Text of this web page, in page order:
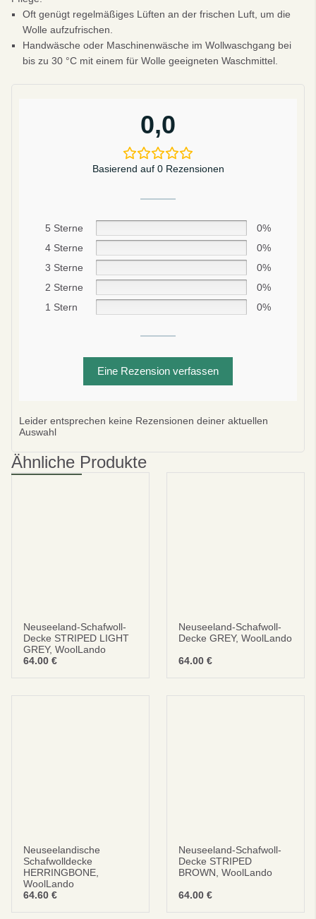
Sei schlau
10% SPAREN
Bei deiner ersten Bestellung
Abonnieren
datenschutzbestimmungen
bedingungen und Konditionen
Oft genügt regelmäßiges Lüften an der frischen Luft, um die
Wolle aufzufrischen.
Handwäsche oder Maschinenwäsche im Wollwaschgang bei
bis zu 30 °C mit einem für Wolle geeigneten Waschmittel.
0,0
Basierend auf 0 Rezensionen
5 Sterne
0%
4 Sterne
0%
3 Sterne
0%
2 Sterne
0%
1 Stern
0%
Eine Rezension verfassen
Leider entsprechen keine Rezensionen deiner aktuellen
Auswahl
Ähnliche Produkte
Neuseeland-Schafwoll-
Decke STRIPED LIGHT
GREY, WoolLando
64.00 €
Neuseeland-Schafwoll-
Decke GREY, WoolLando
64.00 €
Neuseelandische
Schafwolldecke
HERRINGBONE,
WoolLando
64.60 €
Neuseeland-Schafwoll-
Decke STRIPED
BROWN, WoolLando
64.00 €